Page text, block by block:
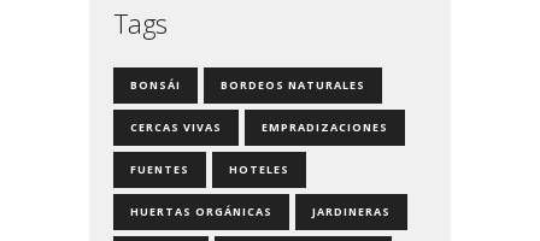
Tags
BONSÁI BORDEOS NATURALES
CERCAS VIVAS EMPRADIZACIONES
FUENTES HOTELES
HUERTAS ORGÁNICAS JARDINERAS